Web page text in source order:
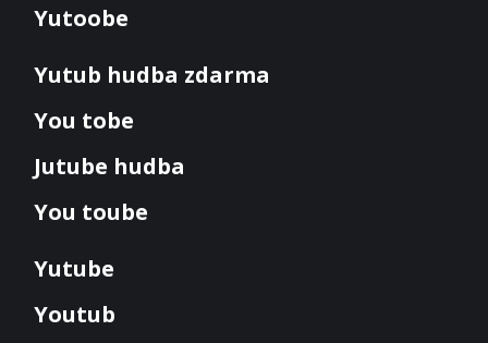
Yutoobe
Yutub hudba zdarma
You tobe
Jutube hudba
You toube
Yutube
Youtub